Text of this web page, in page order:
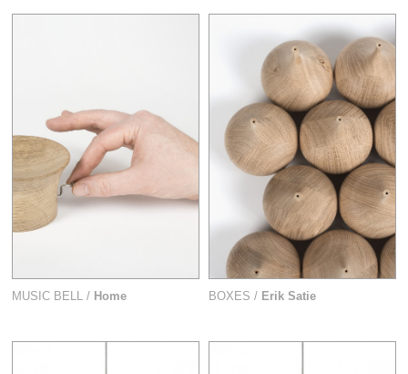
MUSIC BELL / Home BOXES / Erik Satie